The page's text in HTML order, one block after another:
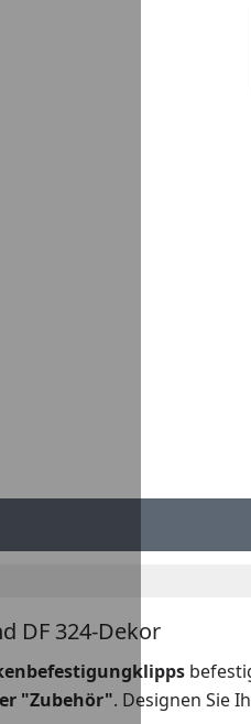
DF 324-Dekor
"Zubehör". Designen Sie